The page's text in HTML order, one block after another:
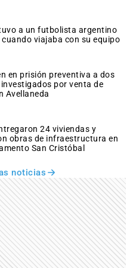
a un futbolista argentino
cuando viajaba con su equipo
en prisión preventiva a dos
investigados por venta de
Avellaneda
24 viviendas y
obras de infraestructura en
San Cristóbal
noticias